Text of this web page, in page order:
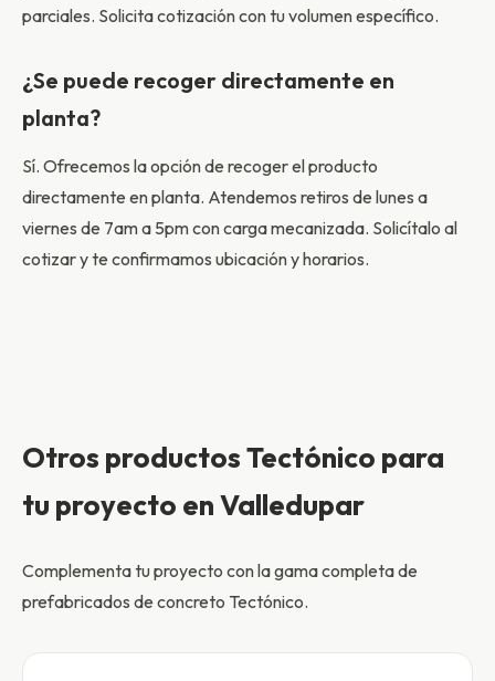
parciales. Solicita cotización con tu volumen específico.
¿Se puede recoger directamente en
planta?
Sí. Ofrecemos la opción de recoger el producto
directamente en planta. Atendemos retiros de lunes a
viernes de 7am a 5pm con carga mecanizada. Solicítalo al
cotizar y te confirmamos ubicación y horarios.
Otros productos Tectónico para
tu proyecto en Valledupar
Complementa tu proyecto con la gama completa de
prefabricados de concreto Tectónico.